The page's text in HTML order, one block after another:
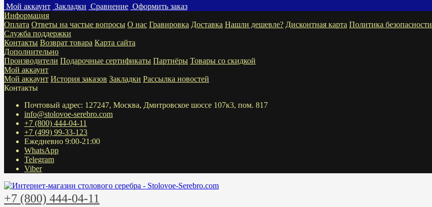
Мой аккаунт Закладки Сравнение Оформить заказ
Информация
Оплата Ответы на частые вопросы О нас Гравировка Доставка Нашли дешевле? Дисконтная карта Политика безопасности
Служба поддержки
Контакты Возврат товара Карта сайта
Дополнительно
Производители Подарочные сертификаты Партнёры Товары со скидкой
Мой аккаунт
Мой аккаунт История заказов Закладки Рассылка новостей
Контакты
Почтовый адрес: 127247, Москва, Дмитровское шоссе 107к3, пом. 817
info@stolovoe-serebro.com
+7 (800) 444-04-11
+7 (499) 99-33-123
Ежедневно 9:00-21:00
WhatsApp
Telegram
Viber
+7 (800) 444-04-11